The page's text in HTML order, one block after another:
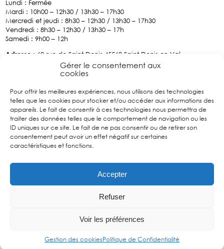
Gérer le consentement aux
cookies
Pour offrir les meilleures expériences, nous utilisons des technologies
telles que les cookies pour stocker et/ou accéder aux informations des
appareils. Le fait de consentir à ces technologies nous permettra de
traiter des données telles que le comportement de navigation ou les
ID uniques sur ce site. Le fait de ne pas consentir ou de retirer son
consentement peut avoir un effet négatif sur certaines
caractéristiques et fonctions.
Accepter
Refuser
Voir les préférences
Gestion des cookiesPolitique de Confidentialité
Lundi : Fermée
Mardi : 10h00 – 12h30 / 13h30 – 17h30
Mercredi et jeudi : 8h30 – 12h30 / 13h30 – 17h30
Vendredi : 8h30 – 12h30 / 13h30 – 17h
Samedi : 9h00 – 12h
Adresse : 60 rue de Saint-Denis 45560 Saint Denis-en-Val
02.38.76.70.34
Facebook
Suivez
nous sur
Facebook
Politique de
Confidentialité